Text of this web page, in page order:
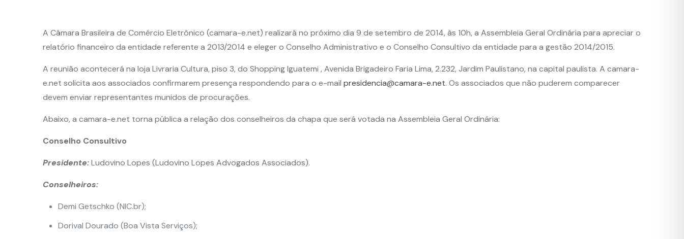
A Câmara Brasileira de Comércio Eletrônico (camara-e.net) realizará no próximo dia 9 de setembro de 2014, às 10h, a Assembleia Geral Ordinária para apreciar o
relatório financeiro da entidade referente a 2013/2014 e eleger o Conselho Administrativo e o Conselho Consultivo da entidade para a gestão 2014/2015.
A reunião acontecerá na loja Livraria Cultura, piso 3, do Shopping Iguatemi , Avenida Brigadeiro Faria Lima, 2.232, Jardim Paulistano, na capital paulista. A camara-
e.net solicita aos associados confirmarem presença respondendo para o e-mail presidencia@camara-e.net. Os associados que não puderem comparecer
devem enviar representantes munidos de procurações.
Abaixo, a camara-e.net torna pública a relação dos conselheiros da chapa que será votada na Assembleia Geral Ordinária:
Conselho Consultivo
Presidente:Ludovino Lopes (Ludovino Lopes Advogados Associados).
Conselheiros:
Demi Getschko (NIC.br);
Dorival Dourado (Boa Vista Serviços);